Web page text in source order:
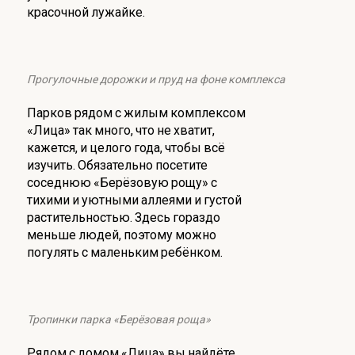
красочной лужайке.
Прогулочные дорожки и пруд на фоне комплекса
Парков рядом с жилым комплексом
«Лица» так много, что не хватит,
кажется, и целого года, чтобы всё
изучить. Обязательно посетите
соседнюю «Берёзовую рощу» с
тихими и уютными аллеями и густой
растительностью. Здесь гораздо
меньше людей, поэтому можно
погулять с маленьким ребёнком.
Тропинки парка «Берёзовая роща»